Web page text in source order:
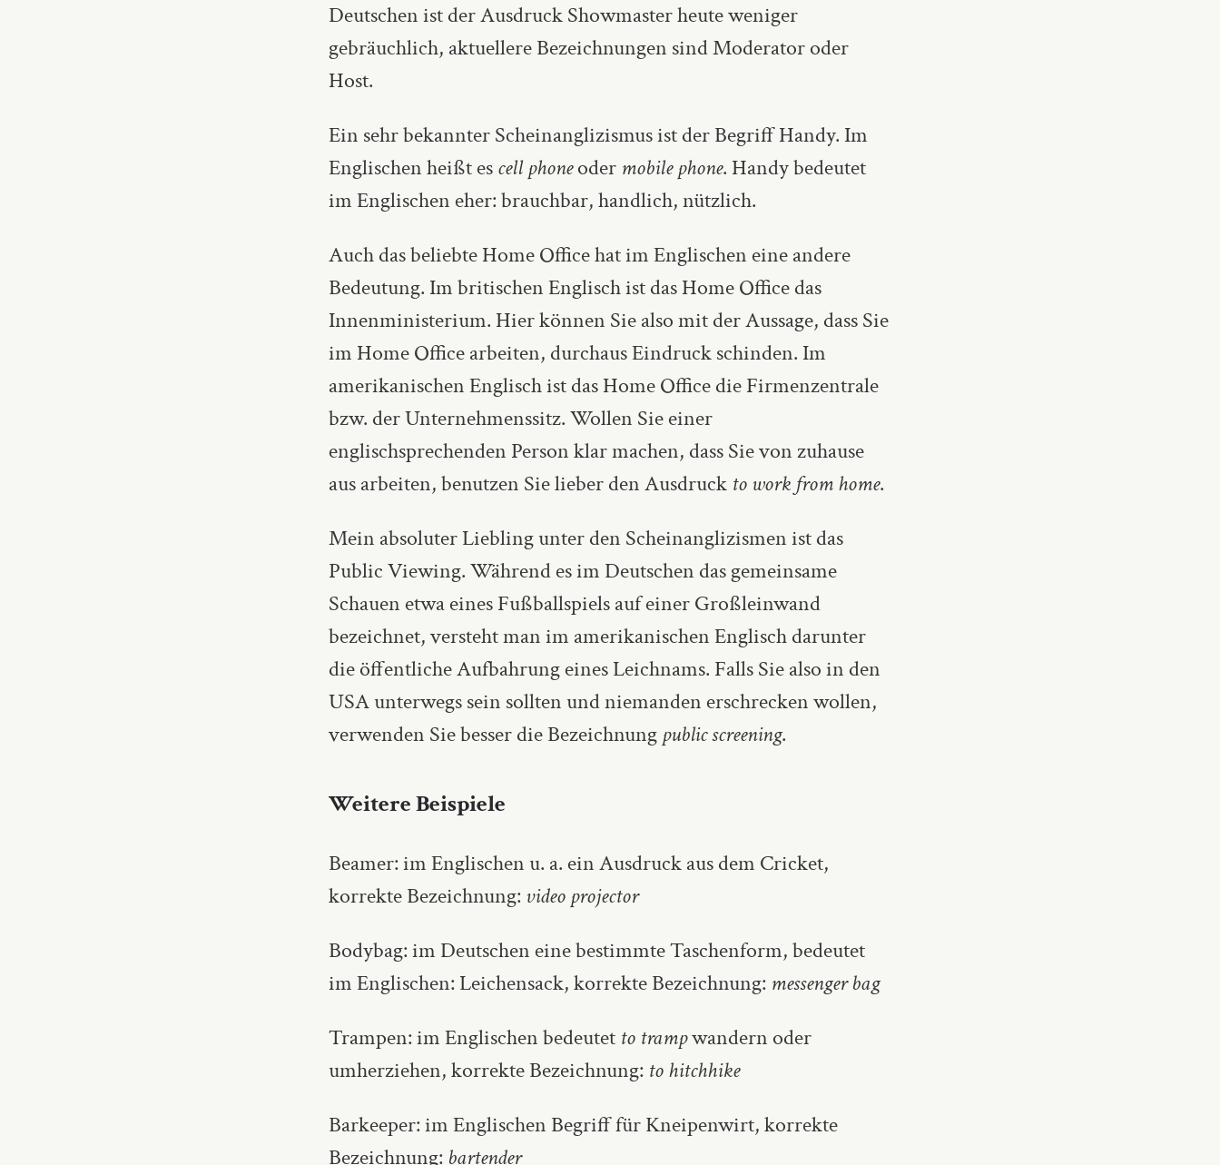
Deutschen ist der Ausdruck Showmaster heute weniger
gebräuchlich, aktuellere Bezeichnungen sind Moderator oder
Host.
Ein sehr bekannter Scheinanglizismus ist der Begriff Handy. Im
Englischen heißt escell phoneoder mobile phone. Handy bedeutet
im Englischen eher: brauchbar, handlich, nützlich.
Auch das beliebte Home Office hat im Englischen eine andere
Bedeutung. Im britischen Englisch ist das Home Office das
Innenministerium. Hier können Sie also mit der Aussage, dass Sie
im Home Office arbeiten, durchaus Eindruck schinden. Im
amerikanischen Englisch ist das Home Office die Firmenzentrale
bzw. der Unternehmenssitz. Wollen Sie einer
englischsprechenden Person klar machen, dass Sie von zuhause
aus arbeiten, benutzen Sie lieber den Ausdruck to work from home.
Mein absoluter Liebling unter den Scheinanglizismen ist das
Public Viewing. Während es im Deutschen das gemeinsame
Schauen etwa eines Fußballspiels auf einer Großleinwand
bezeichnet, versteht man im amerikanischen Englisch darunter
die öffentliche Aufbahrung eines Leichnams. Falls Sie also in den
USA unterwegs sein sollten und niemanden erschrecken wollen,
verwenden Sie besser die Bezeichnung public screening.
Weitere Beispiele
Beamer: im Englischen u. a. ein Ausdruck aus dem Cricket,
korrekte Bezeichnung:video projector
Bodybag: im Deutschen eine bestimmte Taschenform, bedeutet
im Englischen: Leichensack, korrekte Bezeichnung: messenger bag
Trampen: im Englischen bedeutet to trampwandern oder
umherziehen, korrekte Bezeichnung: to hitchhike
Barkeeper: im Englischen Begriff für Kneipenwirt, korrekte
Bezeichnung: bartender